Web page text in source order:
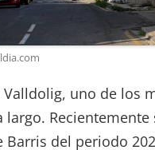
uno de los
Recientemente
del periodo